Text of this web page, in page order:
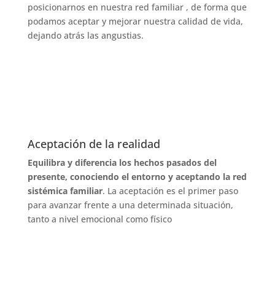
posicionarnos en nuestra red familiar , de forma que
podamos aceptar y mejorar nuestra calidad de vida,
dejando atrás las angustias.
Aceptación de la realidad
Equilibra y diferencia los hechos pasados del
presente, conociendo el entorno y aceptando la red
sistémica familiar. La aceptación es el primer paso
para avanzar frente a una determinada situación,
tanto a nivel emocional como físico